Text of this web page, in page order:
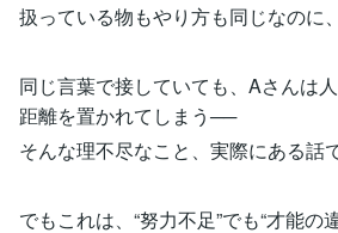
扱っている物もやり方も同じなのに
同じ言葉で接していても、Aさんは
距離を置かれてしまう──
そんな理不尽なこと、実際にある話で
でもこれは、“努力不足”でも“才能の